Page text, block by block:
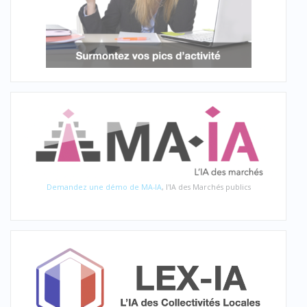
Demandez une démo de MA-IA, l'IA des Marchés publics